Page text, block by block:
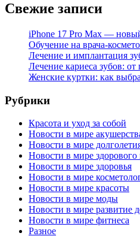
Свежие записи
iPhone 17 Pro Max —
Обучение на врача-
Лечение и имплантация
Лечение кариеса зубов:
Женские куртки: как
Рубрики
Красота и уход за собой
Новости в мире
Новости в мире
Новости в мире здорового
Новости в мире здоровья
Новости в мире
Новости в мире красоты
Новости в мире моды
Новости в мире развитие
Новости в мире фитнеса
Разное